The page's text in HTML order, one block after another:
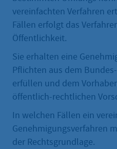
vereinfachten Verfahren
Fällen erfolgt das
Öffentlichkeit.
Sie erhalten eine
Pflichten aus dem
erfüllen und dem
öffentlich-rechtlichen
In welchen Fällen ein
Genehmigungsverfahren
der Rechtsgrundlage.